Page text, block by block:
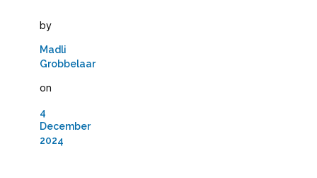
by
Madli
Grobbelaar
on
4
December
2024